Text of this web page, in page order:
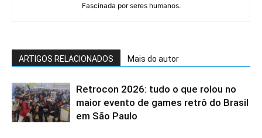
Fascinada por seres humanos.
ARTIGOS RELACIONADOS Mais do autor
Retrocon 2026: tudo o que rolou no
maior evento de games retrô do Brasil
em São Paulo